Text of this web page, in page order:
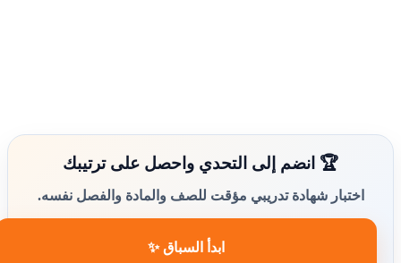
🏆 انضم إلى التحدي واحصل على ترتيبك
اختبار شهادة تدريبي مؤقت للصف والمادة والفصل نفسه.
ابدأ السباق ✨